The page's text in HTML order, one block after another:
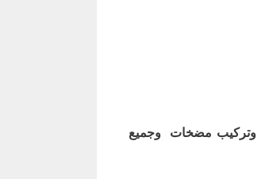
وتركيب مضخات وجميع